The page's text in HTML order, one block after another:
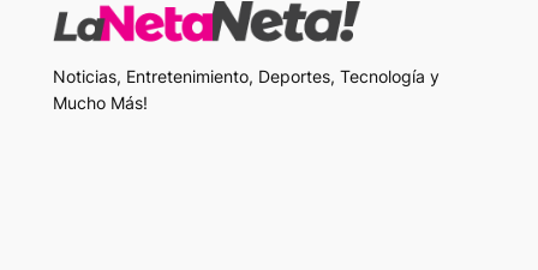
Noticias, Entretenimiento, Deportes, Tecnología y
Mucho Más!